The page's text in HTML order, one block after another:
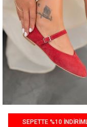
SEPETTE %10